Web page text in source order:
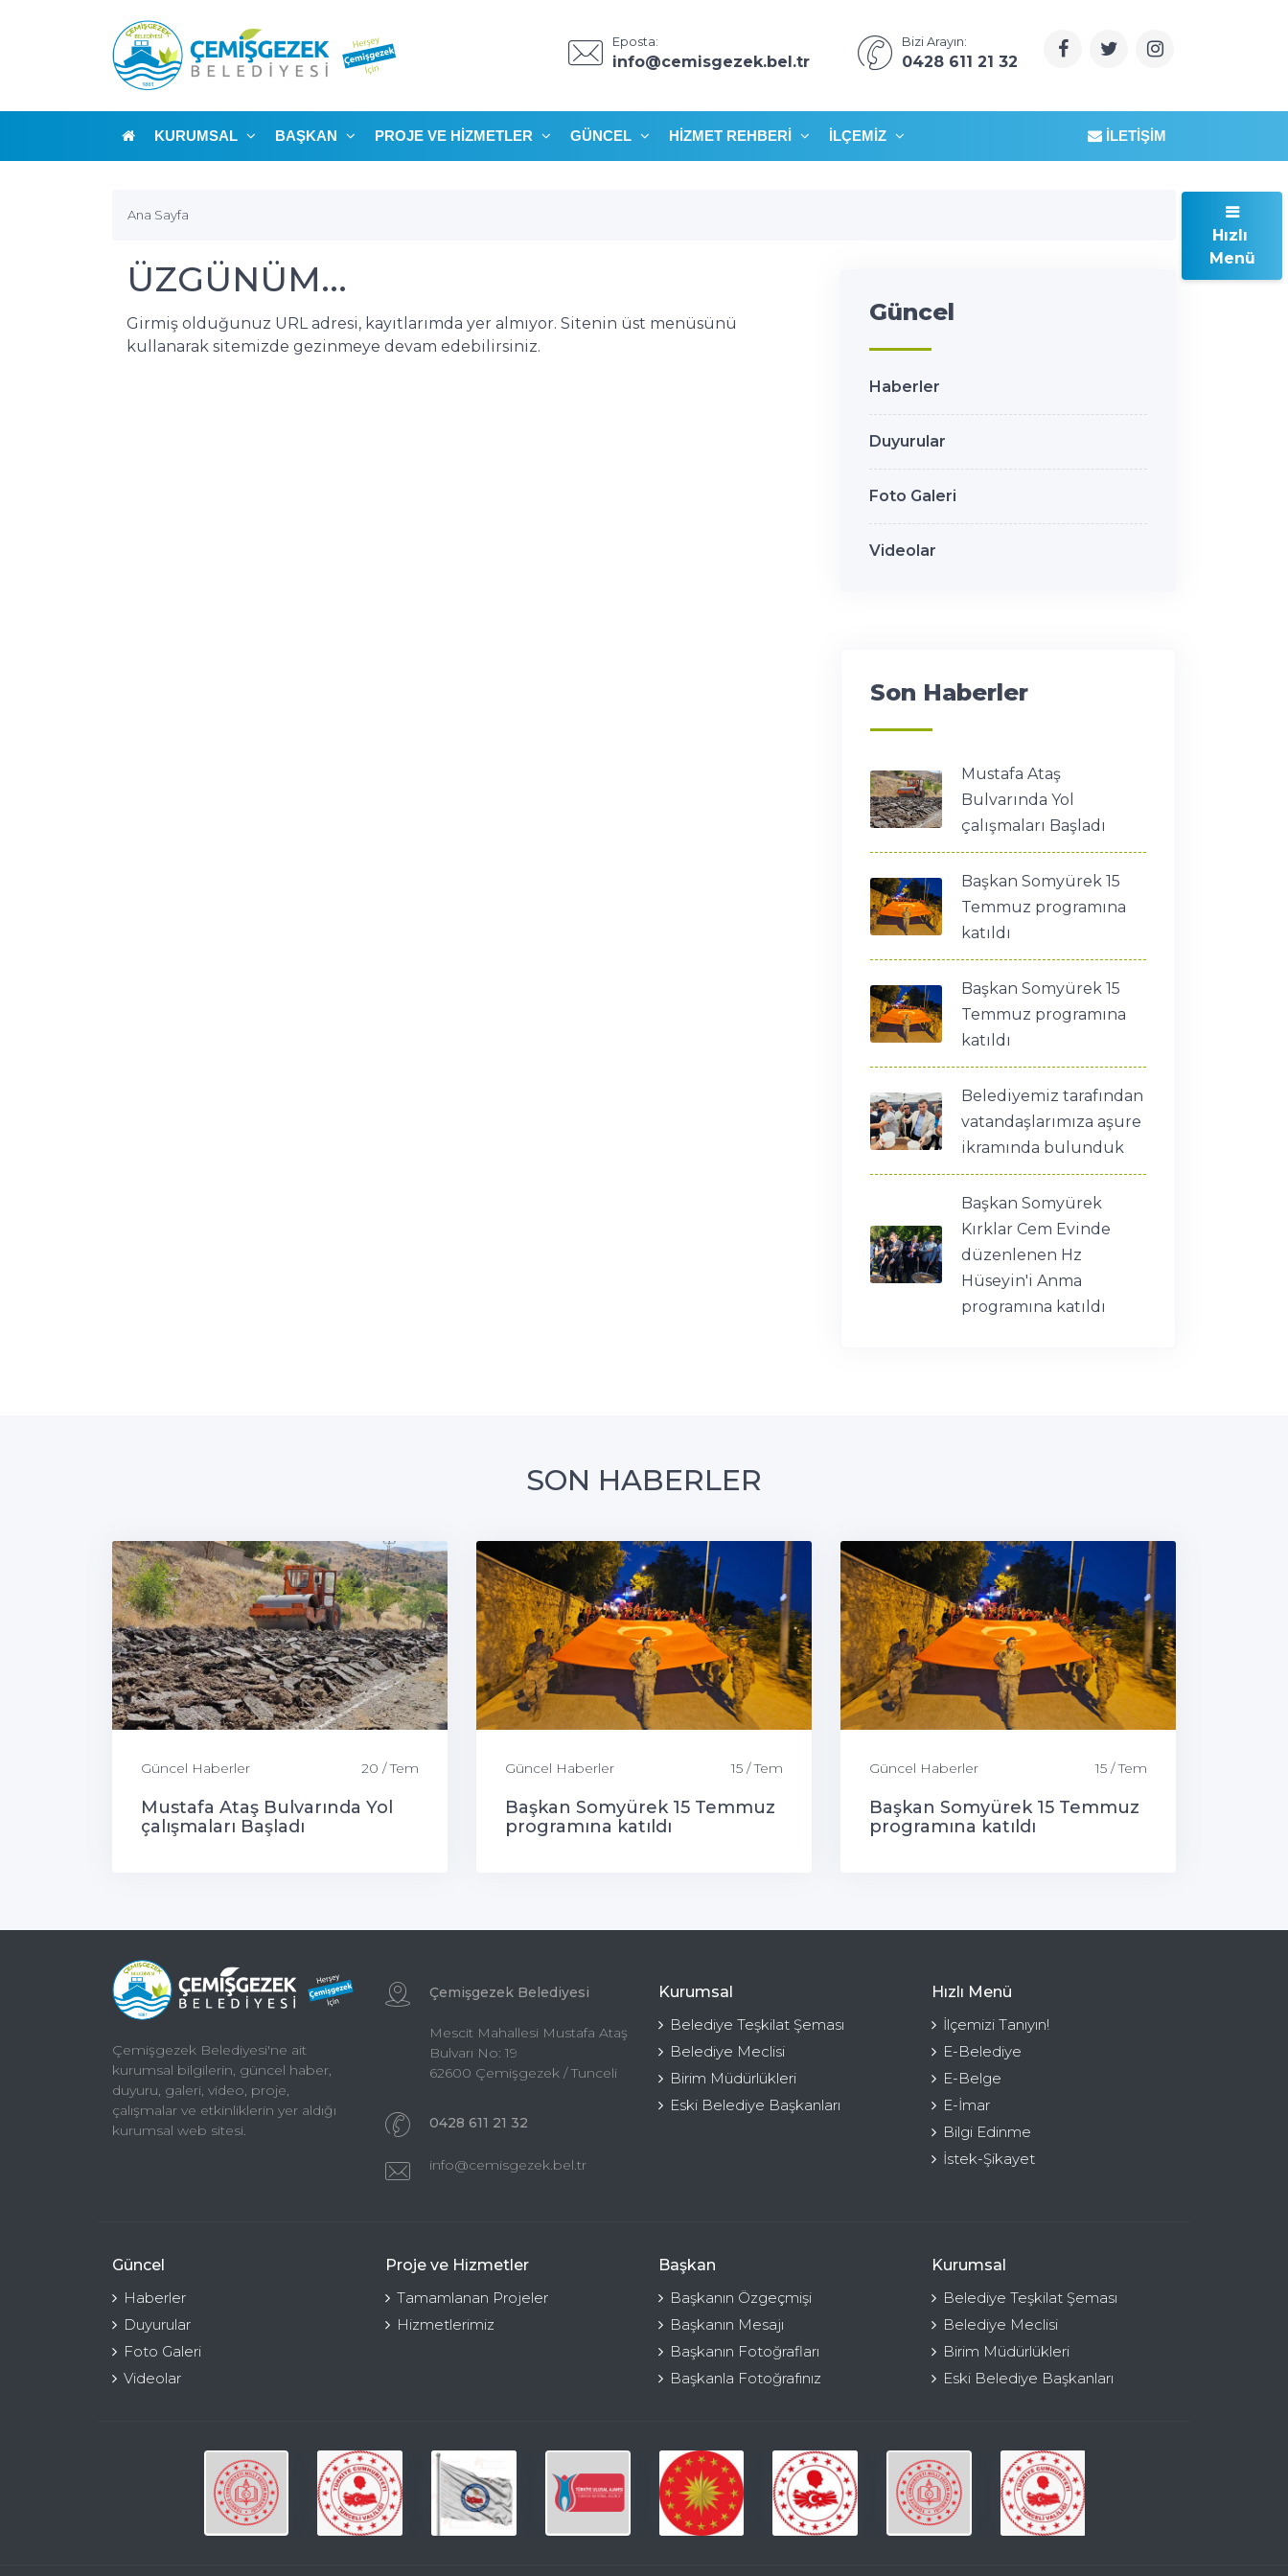
Eposta:
info@cemisgezek.bel.tr
Bizi Arayın:
0428 611 21 32
KURUMSAL BAŞKAN PROJE VE HIZMETLER GÜNCEL HIZMET REHBERI İLÇEMIZ İLETIŞIM
Ana Sayfa
ÜZGÜNÜM...
Girmiş olduğunuz URL adresi, kayıtlarımda yer almıyor. Sitenin üst menüsünü
kullanarak sitemizde gezinmeye devam edebilirsiniz.
Güncel
Haberler
Duyurular
Foto Galeri
Videolar
Son Haberler
Mustafa Ataş
Bulvarında Yol
çalışmaları Başladı
Başkan Somyürek 15
Temmuz programına
katıldı
Başkan Somyürek 15
Temmuz programına
katıldı
Belediyemiz tarafından
vatandaşlarımıza aşure
ikramında bulunduk
Başkan Somyürek
Kırklar Cem Evinde
düzenlenen Hz
Hüseyin'i Anma
programına katıldı
SON HABERLER
Güncel Haberler 20 / Tem
Mustafa Ataş Bulvarında Yol
çalışmaları Başladı
Güncel Haberler 15 / Tem
Başkan Somyürek 15 Temmuz
programına katıldı
Güncel Haberler 15 / Tem
Başkan Somyürek 15 Temmuz
programına katıldı
Çemişgezek Belediyesi'ne ait
kurumsal bilgilerin, güncel haber,
duyuru, galeri, video, proje,
çalışmalar ve etkinliklerin yer aldığı
kurumsal web sitesi.
Çemişgezek Belediyesi
Mescit Mahallesi Mustafa Ataş
Bulvarı No: 19
62600 Çemişgezek / Tunceli
0428 611 21 32
info@cemisgezek.bel.tr
Kurumsal
Belediye Teşkilat Şeması
Belediye Meclisi
Birim Müdürlükleri
Eski Belediye Başkanları
Hızlı Menü
İlçemizi Tanıyın!
E-Belediye
E-Belge
E-İmar
Bilgi Edinme
İstek-Şikayet
Güncel
Haberler
Duyurular
Foto Galeri
Videolar
Proje ve Hizmetler
Tamamlanan Projeler
Hizmetlerimiz
Başkan
Başkanın Özgeçmişi
Başkanın Mesajı
Başkanın Fotoğrafları
Başkanla Fotoğrafınız
Kurumsal
Belediye Teşkilat Şeması
Belediye Meclisi
Birim Müdürlükleri
Eski Belediye Başkanları
Hızlı
Menü